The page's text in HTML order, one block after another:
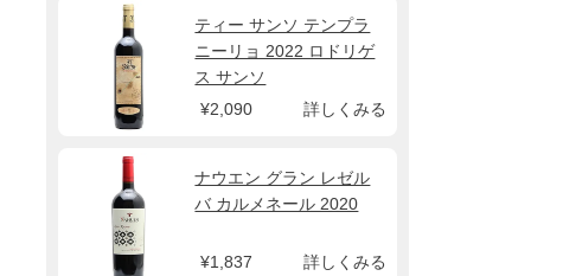
ティー サンソ テンプラ
ニーリョ 2022 ロドリゲ
ス サンソ
¥2,090
詳しくみる
ナウエン グラン レゼル
バ カルメネール 2020
¥1,837 詳しくみる